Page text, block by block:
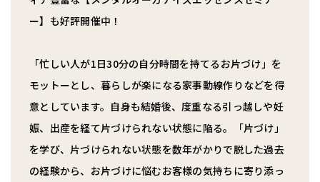
ー】も好評開催中！
「忙しい人が1日30分の自分時間を持てるお片づけ」を
モットーとし、暮らしが楽になる家事動線作りなどを得
意としています。自身も結婚後、度重なる引っ越しや妊
娠、出産を経て片づけられない状態に陥る。「片づけ」
を学び、片づけられない状態を数年がかりで脱した過去
の経験から、お片づけに悩むお客様の気持ちに寄り添っ